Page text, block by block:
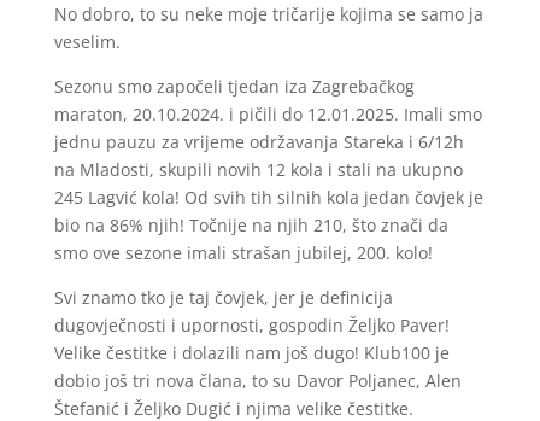
No dobro, to su neke moje tričarije kojima se samo ja
veselim.
Sezonu smo započeli tjedan iza Zagrebačkog
maraton, 20.10.2024. i pičili do 12.01.2025. Imali smo
jednu pauzu za vrijeme održavanja Stareka i 6/12h
na Mladosti, skupili novih 12 kola i stali na ukupno
245 Lagvić kola! Od svih tih silnih kola jedan čovjek je
bio na 86% njih! Točnije na njih 210, što znači da
smo ove sezone imali strašan jubilej, 200. kolo!
Svi znamo tko je taj čovjek, jer je definicija
dugovječnosti i upornosti, gospodin Željko Paver!
Velike čestitke i dolazili nam još dugo! Klub100 je
dobio još tri nova člana, to su Davor Poljanec, Alen
Štefanić i Željko Dugić i njima velike čestitke.